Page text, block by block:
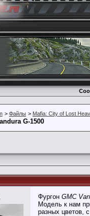
> Файлы > Mafia: City of Lost
G-1500
Фургон GMC
Модель к нам
разных цветов,